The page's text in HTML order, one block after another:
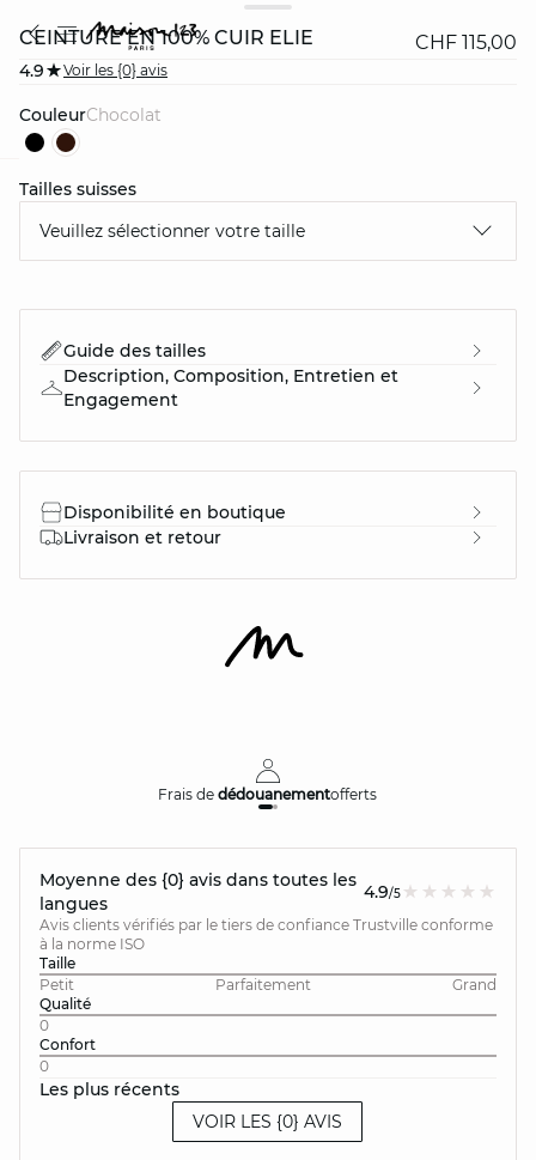
CEINTURE EN 100% CUIR ELIE CHF 115,00
4.9 Voir les {0} avis
Couleur chocolat
Tailles suisses
Veuillez sélectionner votre taille
Guide des tailles
Description, Composition, Entretien et
Engagement
Disponibilité en boutique
Livraison et retour
Frais dedédouanementofferts
Moyenne des {0} avis dans toutes les
langues
4.9/5
Avis clients vérifiés par le tiers de confiance Trustville conforme
à la norme ISO
Taille
Petit
Parfaitement
Grand
Qualité
0
Confort
0
Les plus récents
VOIR LES {0} AVIS